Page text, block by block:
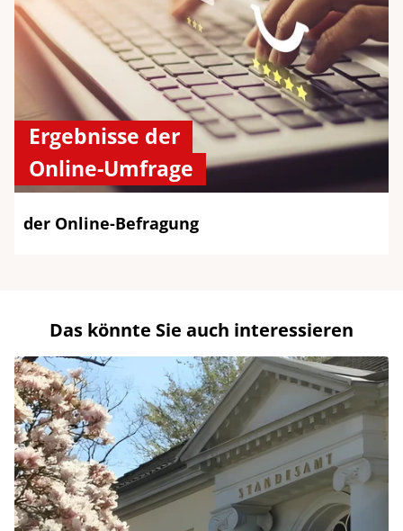
Ergebnisse der
Online-Umfrage
der Online-Befragung
Das könnte Sie auch interessieren